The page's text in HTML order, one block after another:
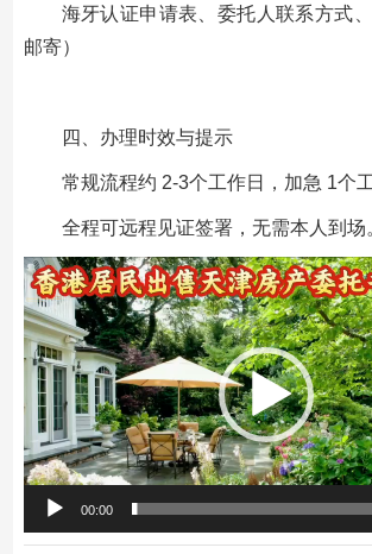
海牙认证申请表、委托人联系方式
邮寄）
四、办理时效与提示
常规流程约 2-3个工作日，加急 1个工
全程可远程见证签署，无需本人到场
视
频
播
放
器
00:00